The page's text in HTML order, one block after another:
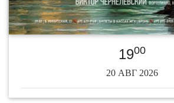
1900
20 АВГ 2026